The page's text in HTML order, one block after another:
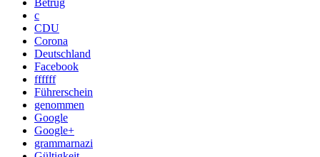
c
CDU
Corona
Deutschland
Facebook
ffffff
Führerschein
genommen
Google
Google+
grammarnazi